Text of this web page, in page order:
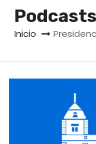
Podcasts
Inicio